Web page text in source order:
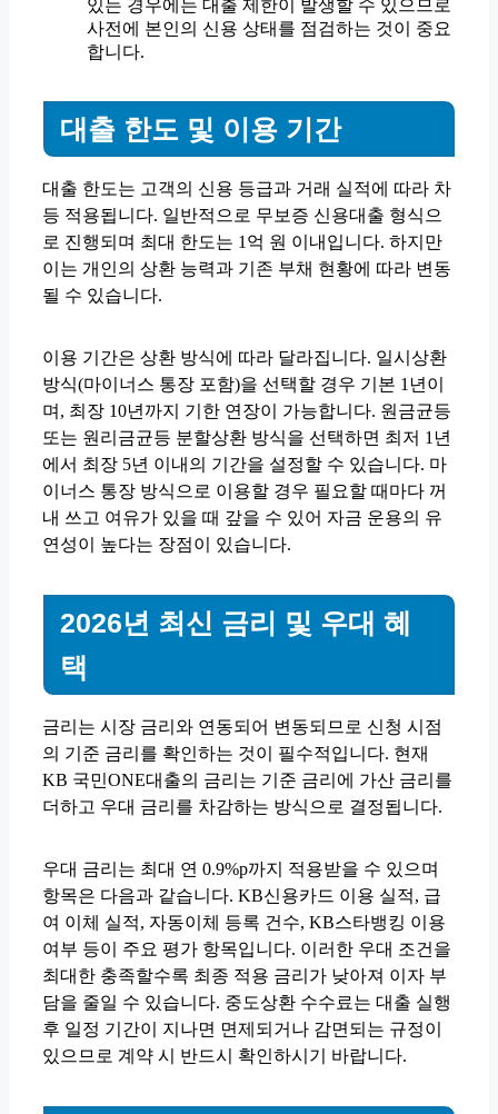
있는 경우에는 대출 제한이 발생할 수 있으므로
사전에 본인의 신용 상태를 점검하는 것이 중요
합니다.
대출 한도 및 이용 기간
대출 한도는 고객의 신용 등급과 거래 실적에 따라 차
등 적용됩니다. 일반적으로 무보증 신용대출 형식으
로 진행되며 최대 한도는 1억 원 이내입니다. 하지만
이는 개인의 상환 능력과 기존 부채 현황에 따라 변동
될 수 있습니다.
이용 기간은 상환 방식에 따라 달라집니다. 일시상환
방식(마이너스 통장 포함)을 선택할 경우 기본 1년이
며, 최장 10년까지 기한 연장이 가능합니다. 원금균등
또는 원리금균등 분할상환 방식을 선택하면 최저 1년
에서 최장 5년 이내의 기간을 설정할 수 있습니다. 마
이너스 통장 방식으로 이용할 경우 필요할 때마다 꺼
내 쓰고 여유가 있을 때 갚을 수 있어 자금 운용의 유
연성이 높다는 장점이 있습니다.
2026년 최신 금리 및 우대 혜
택
금리는 시장 금리와 연동되어 변동되므로 신청 시점
의 기준 금리를 확인하는 것이 필수적입니다. 현재
KB 국민ONE대출의 금리는 기준 금리에 가산 금리를
더하고 우대 금리를 차감하는 방식으로 결정됩니다.
우대 금리는 최대 연 0.9%p까지 적용받을 수 있으며
항목은 다음과 같습니다. KB신용카드 이용 실적, 급
여 이체 실적, 자동이체 등록 건수, KB스타뱅킹 이용
여부 등이 주요 평가 항목입니다. 이러한 우대 조건을
최대한 충족할수록 최종 적용 금리가 낮아져 이자 부
담을 줄일 수 있습니다. 중도상환 수수료는 대출 실행
후 일정 기간이 지나면 면제되거나 감면되는 규정이
있으므로 계약 시 반드시 확인하시기 바랍니다.